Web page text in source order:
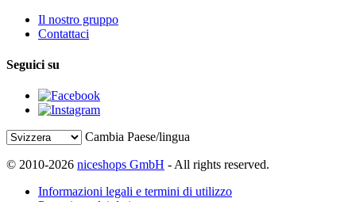
Il nostro gruppo
Contattaci
Seguici su
Cambia Paese/lingua
© 2010-2026 niceshops GmbH - All rights reserved.
Informazioni legali e termini di utilizzo